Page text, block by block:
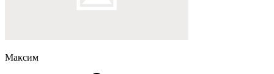
Максим